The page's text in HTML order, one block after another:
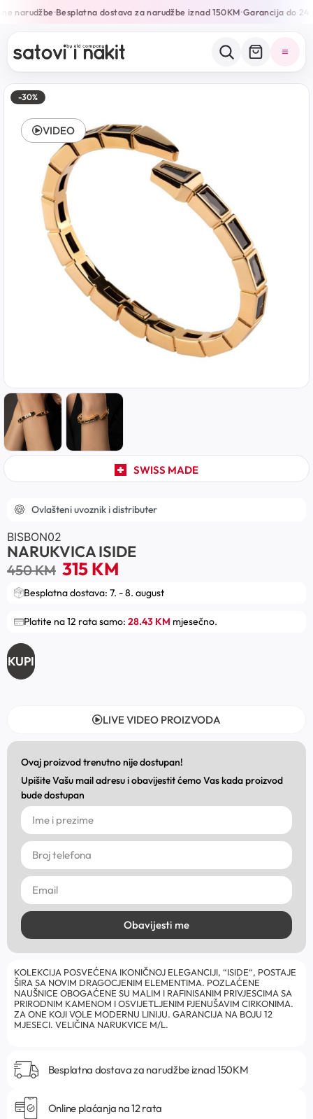
narudžbe•Besplatna dostava za narudžbe iznad 150KM•Garancija do 24
-30%
SWISS MADE
VIDEO
Ovlašteni uvoznik i distributer
BISBON02
NARUKVICA ISIDE
450KM 315KM
Besplatna dostava: 7. - 8. august
Platite na 12 rata samo: 28.43 KM mjesečno.
KUPI
LIVE VIDEO PROIZVODA
Ovaj proizvod trenutno nije dostupan!
Upišite Vašu mail adresu i obavijestit ćemo Vas kada proizvod
bude dostupan
Obavijesti me
KOLEKCIJA POSVEĆENA IKONIČNOJ ELEGANCIJI, “ISIDE“, POSTAJE
ŠIRA SA NOVIM DRAGOCJENIM ELEMENTIMA. POZLAĆENE
NAUŠNICE OBOGAĆENE SU MALIM I RAFINISANIM PRIVJESCIMA SA
PRIRODNIM KAMENOM I OSVIJETLJENIM PJENUŠAVIM CIRKONIMA.
ZA ONE KOJI VOLE MODERNU LINIJU. GARANCIJA NA BOJU 12
MJESECI. VELIČINA NARUKVICE M/L.
Besplatna dostava za narudžbe iznad 150KM
Online plaćanja na 12 rata